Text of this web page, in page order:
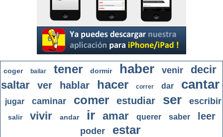
coger bailar tener dormir haber venir
decir
saltar
ver hablar hacer correr dar cantar
jugar caminar comer estudiar ser escribir
salir vivir andar ir amar querer saber leer
poder estar